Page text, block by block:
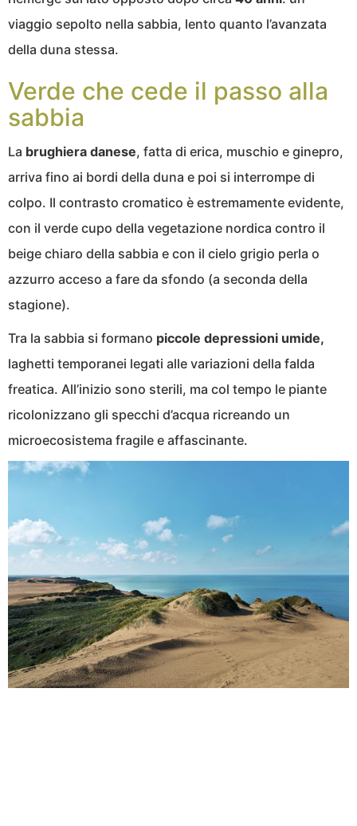
viaggio sepolto nella sabbia, lento quanto l’avanzata
della duna stessa.
Verde che cede il passo alla
sabbia
La brughiera danese, fatta di erica, muschio e ginepro,
arriva fino ai bordi della duna e poi si interrompe di
colpo. Il contrasto cromatico è estremamente evidente,
con il verde cupo della vegetazione nordica contro il
beige chiaro della sabbia e con il cielo grigio perla o
azzurro acceso a fare da sfondo (a seconda della
stagione).
Tra la sabbia si formano piccole depressioni umide,
laghetti temporanei legati alle variazioni della falda
freatica. All’inizio sono sterili, ma col tempo le piante
ricolonizzano gli specchi d’acqua ricreando un
microecosistema fragile e affascinante.